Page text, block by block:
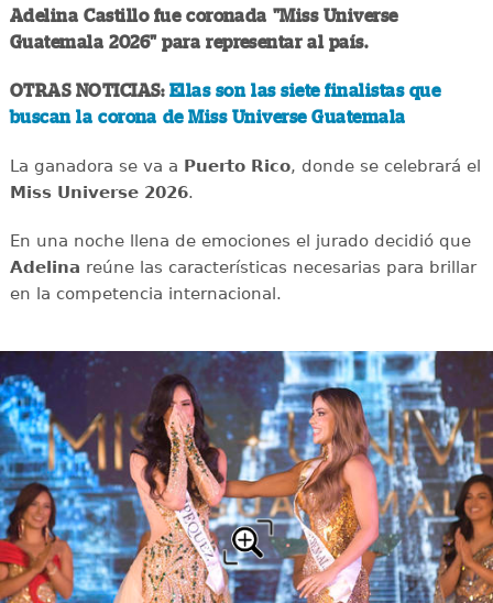
Adelina Castillo fue coronada "Miss Universe
Guatemala 2026" para representar al país.
OTRAS NOTICIAS: Ellas son las siete finalistas que
buscan la corona de Miss Universe Guatemala
La ganadora se va a Puerto Rico, donde se celebrará el
Miss Universe 2026.
En una noche llena de emociones el jurado decidió que
Adelina reúne las características necesarias para brillar
en la competencia internacional.